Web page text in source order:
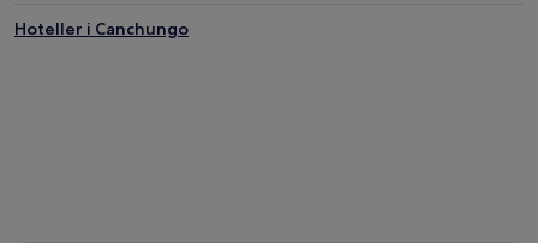
Hoteller i Canchungo